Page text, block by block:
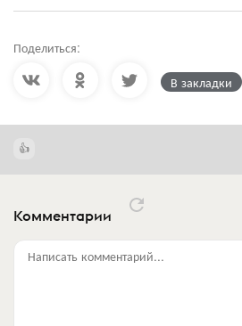
Поделиться:
В закладки
Комментарии
Написать комментарий...